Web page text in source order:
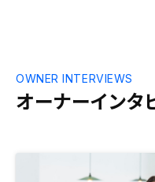
オーナーインタ
OWNER INTERVIEWS